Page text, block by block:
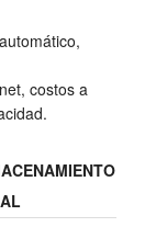
costos a